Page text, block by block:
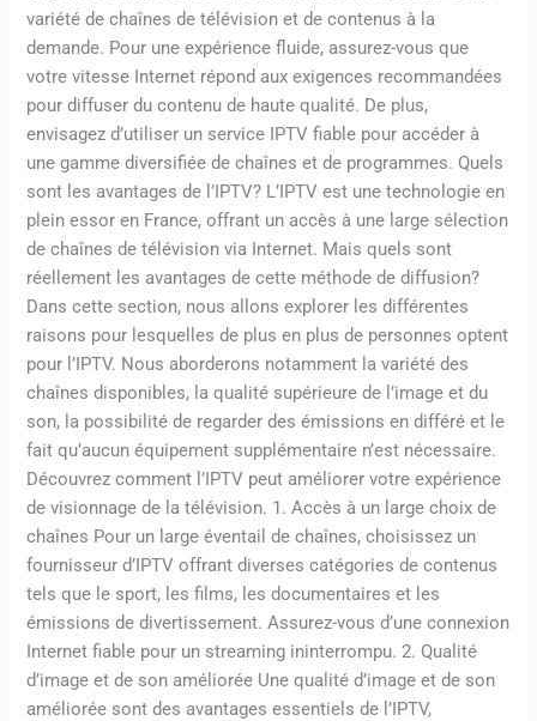
variété de chaînes de télévision et de contenus à la
demande. Pour une expérience fluide, assurez-vous que
votre vitesse Internet répond aux exigences recommandées
pour diffuser du contenu de haute qualité. De plus,
envisagez d’utiliser un service IPTV fiable pour accéder à
une gamme diversifiée de chaînes et de programmes. Quels
sont les avantages de l’IPTV? L’IPTV est une technologie en
plein essor en France, offrant un accès à une large sélection
de chaînes de télévision via Internet. Mais quels sont
réellement les avantages de cette méthode de diffusion?
Dans cette section, nous allons explorer les différentes
raisons pour lesquelles de plus en plus de personnes optent
pour l’IPTV. Nous aborderons notamment la variété des
chaînes disponibles, la qualité supérieure de l’image et du
son, la possibilité de regarder des émissions en différé et le
fait qu’aucun équipement supplémentaire n’est nécessaire.
Découvrez comment l’IPTV peut améliorer votre expérience
de visionnage de la télévision. 1. Accès à un large choix de
chaînes Pour un large éventail de chaînes, choisissez un
fournisseur d’IPTV offrant diverses catégories de contenus
tels que le sport, les films, les documentaires et les
émissions de divertissement. Assurez-vous d’une connexion
Internet fiable pour un streaming ininterrompu. 2. Qualité
d’image et de son améliorée Une qualité d’image et de son
améliorée sont des avantages essentiels de l’IPTV,